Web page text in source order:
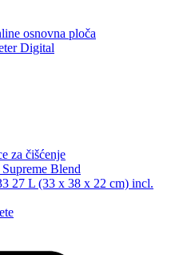
osnovna ploča
Digital
za čišćenje
Blend
27 L (33 x 38 x 22 cm) incl.